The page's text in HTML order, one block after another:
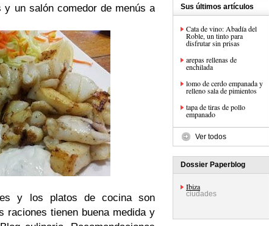
y un salón comedor de menús a
y los platos de cocina son
raciones tienen buena medida y
Sus últimos artículos
Cata de vino: Abadía del
Roble, un tinto para
disfrutar sin prisas
arepas rellenas de
enchilada
lomo de cerdo empanada y
relleno sala de pimientos
tapa de tiras de pollo
empanado
Ver todos
Dossier Paperblog
Ibiza
ciudades